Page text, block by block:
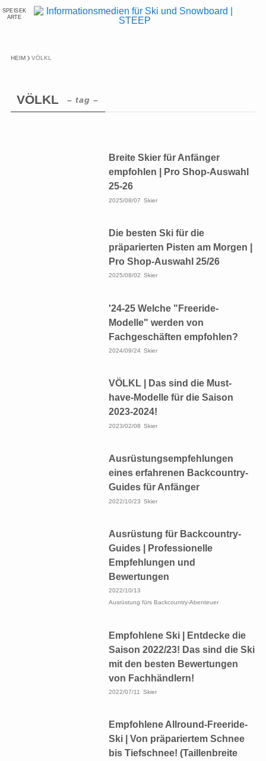
SPEISEK
ARTE
HEIM VÖLKL
VÖLKL – tag –
Breite Skier für Anfänger
empfohlen | Pro Shop-Auswahl
25-26
2025/08/07 Skier
Die besten Ski für die
präparierten Pisten am Morgen |
Pro Shop-Auswahl 25/26
2025/08/02 Skier
'24-25 Welche "Freeride-
Modelle" werden von
Fachgeschäften empfohlen?
2024/09/24 Skier
VÖLKL | Das sind die Must-
have-Modelle für die Saison
2023-2024!
2023/02/08 Skier
Ausrüstungsempfehlungen
eines erfahrenen Backcountry-
Guides für Anfänger
2022/10/23 Skier
Ausrüstung für Backcountry-
Guides | Professionelle
Empfehlungen und
Bewertungen
2022/10/13
Ausrüstung fürs Backcountry-Abenteuer
Empfohlene Ski | Entdecke die
Saison 2022/23! Das sind die Ski
mit den besten Bewertungen
von Fachhändlern!
2022/07/11 Skier
Empfohlene Allround-Freeride-
Ski | Von präpariertem Schnee
bis Tiefschnee! (Taillenbreite